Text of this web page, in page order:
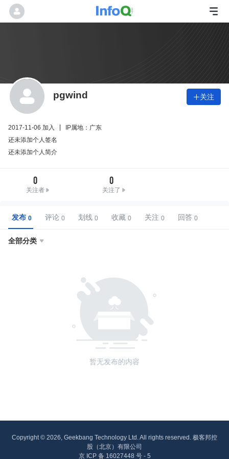
pgwind 关注
2017-11-06 加入
IP属地：广东
还未添加个人签名
还未添加个人简介
0
关注者
0
关注了
发布 评论 划线 收藏 关注 回答
全部分类 
暂无发布的内容
Copyright © 2026, Geekbang Technology Ltd. All rights reserved. 极客邦控
股（北京）有限公司
京 ICP 备 16027448 号 - 5